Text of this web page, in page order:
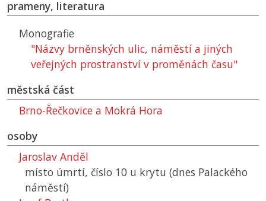
prameny, literatura
Monografie
"Názvy brněnských ulic, náměstí a jiných
veřejných prostranství v proměnách času"
městská část
Brno-Řečkovice a Mokrá Hora
osoby
Jaroslav Anděl
místo úmrtí, číslo 10 u krytu (dnes Palackého
náměstí)